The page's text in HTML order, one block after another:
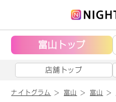
富山トップ
店舗トップ
ナイトグラム 富山 富山